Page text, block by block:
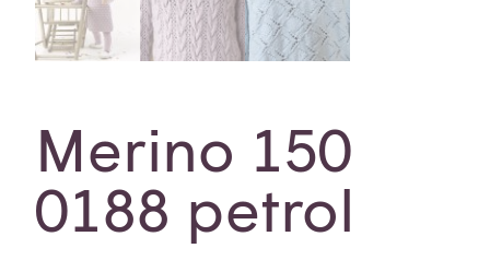
Merino 150
0188 petrol